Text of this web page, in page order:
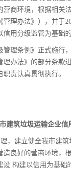
商环境，根据相关
理办法》），并于
信用分级监管为
理条例》正式施行
办法》的部分条
职责认真贯彻执行。
建筑垃圾运输企业
建立健全我市建筑
良好的营商环境，
设 构建以信用为基